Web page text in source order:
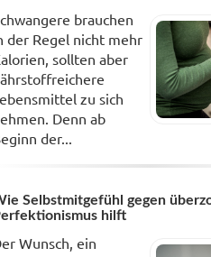
brauchen
der Regel nicht mehr
sollten aber
zu sich
Denn ab
der...
Selbstmitgefühl gegen
hilft
Wunsch, ein